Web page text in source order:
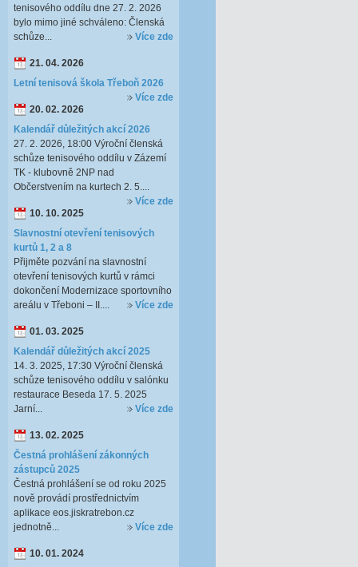
tenisového oddílu dne 27. 2. 2026
bylo mimo jiné schváleno: Členská
schůze...
Více zde
21. 04. 2026
Letní tenisová škola Třeboň 2026
Více zde
20. 02. 2026
Kalendář důležitých akcí 2026
27. 2. 2026, 18:00 Výroční členská
schůze tenisového oddílu v Zázemí
TK - klubovně 2NP nad
Občerstvením na kurtech 2. 5....
Více zde
10. 10. 2025
Slavnostní otevření tenisových
kurtů 1, 2 a 8
Přijměte pozvání na slavnostní
otevření tenisových kurtů v rámci
dokončení Modernizace sportovního
areálu v Třeboni – II....
Více zde
01. 03. 2025
Kalendář důležitých akcí 2025
14. 3. 2025, 17:30 Výroční členská
schůze tenisového oddílu v salónku
restaurace Beseda 17. 5. 2025
Jarní...
Více zde
13. 02. 2025
Čestná prohlášení zákonných
zástupců 2025
Čestná prohlášení se od roku 2025
nově provádí prostřednictvím
aplikace eos.jiskratrebon.cz
jednotně...
Více zde
10. 01. 2024